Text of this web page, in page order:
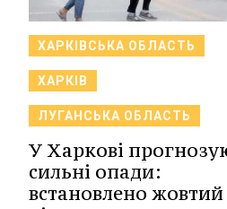
ХАРКІВСЬКА ОБЛАСТЬ
ХАРКІВ
ЛУГАНСЬКА ОБЛАСТЬ
У Харкові
сильні опади:
встановлено жовтий